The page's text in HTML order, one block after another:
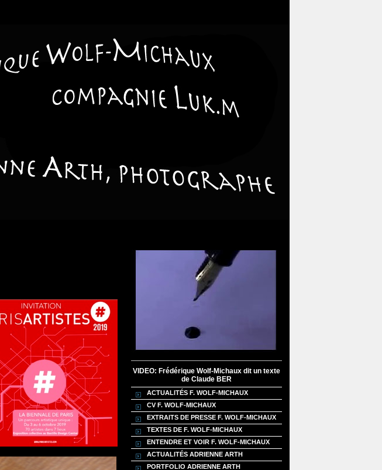
VIDEO: Frédérique Wolf-Michaux dit un texte
de Claude BER
ACTUALITÉS F. WOLF-MICHAUX
CV F. WOLF-MICHAUX
EXTRAITS DE PRESSE F. WOLF-MICHAUX
TEXTES DE F. WOLF-MICHAUX
ENTENDRE ET VOIR F. WOLF-MICHAUX
ACTUALITÉS ADRIENNE ARTH
PORTFOLIO ADRIENNE ARTH